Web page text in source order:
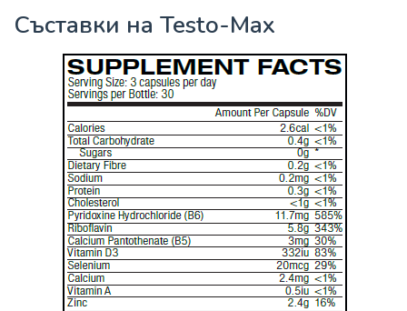
Съставки на Testo-Max